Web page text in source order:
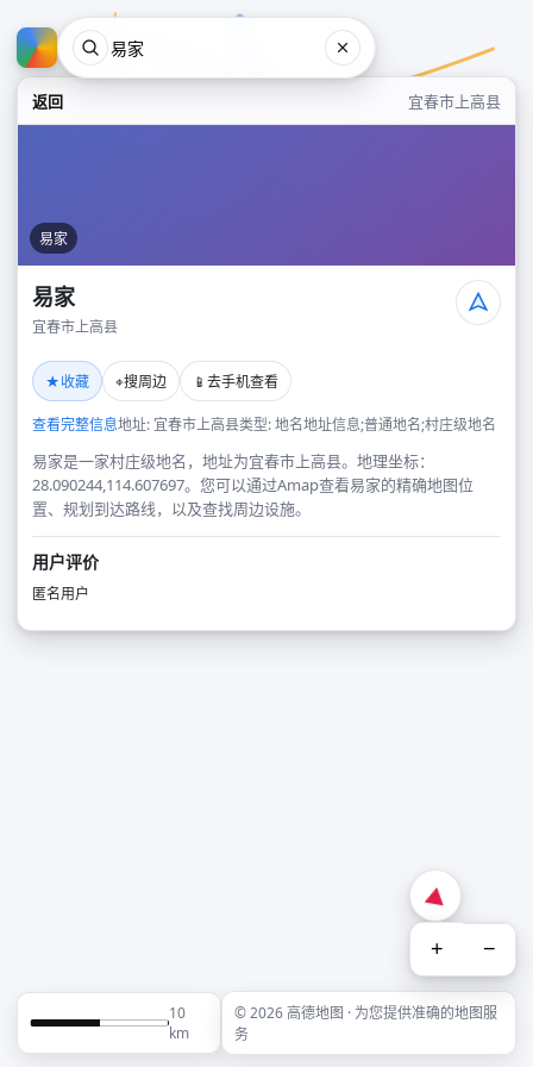
返回 宜春市上高县
易家
易家
宜春市上高县
★收藏 ⌖搜周边 📱 去手机查看
查看完整信息地址: 宜春市上高县类型: 地名地址信息;普通地名;村庄级地名
易家是一家村庄级地名，地址为宜春市上高县。地理坐标：
28.090244,114.607697。您可以通过Amap查看易家的精确地图位
置、规划到达路线，以及查找周边设施。
用户评价
匿名用户
+ −
10
km
© 2026 高德地图 · 为您提供准确的地图服
务